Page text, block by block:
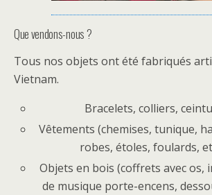
Que vendons-nous ?
Tous nos objets ont été fabriqués
Vietnam.
Bracelets, colliers,
Vêtements (chemises, tunique,
robes, étoles, foulards,
Objets en bois (coffrets avec os,
de musique porte-encens,